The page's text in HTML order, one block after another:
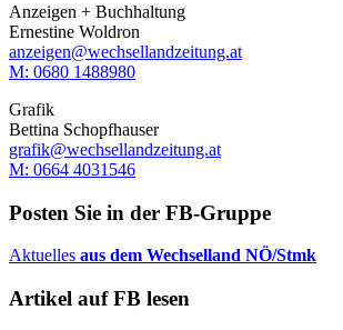
Anzeigen + Buchhaltung
Ernestine Woldron
anzeigen@wechsellandzeitung.at
M: ‭0680 1488980‬
Grafik
Bettina Schopfhauser
grafik@wechsellandzeitung.at
M: 0664 4031546
Posten Sie in der FB-Gruppe
Aktuelles aus dem Wechselland NÖ/Stmk
Artikel auf FB lesen